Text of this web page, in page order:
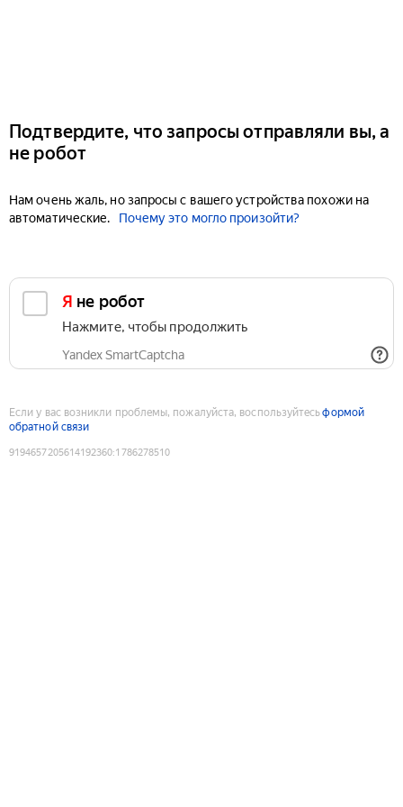
Подтвердите, что запросы отправляли вы, а
не робот
Нам очень жаль, но запросы с вашего устройства похожи на
автоматические.
Почему это могло произойти?
Я не робот
Нажмите, чтобы продолжить
Yandex SmartCaptcha
Если у вас возникли проблемы, пожалуйста, воспользуйтесьформой
обратной связи
9194657205614192360:1786278510